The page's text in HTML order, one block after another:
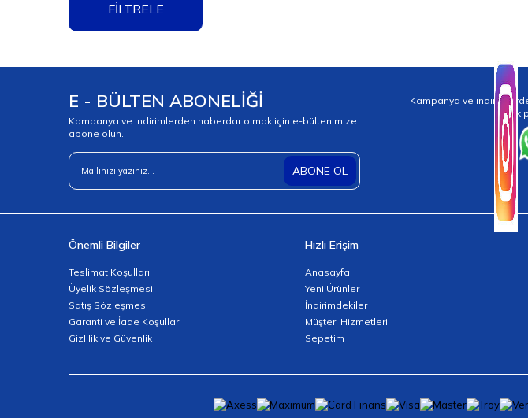
ER40 Pens Takımları
ER50 Pens Takımları
FİLTRELE
E - BÜLTEN ABONELİĞİ
Kampanya ve indirimlerden haberdar olmak için e-bültenimize
abone olun.
ABONE OL
Kampanya ve
Önemli Bilgiler
Teslimat Koşulları
Üyelik Sözleşmesi
Satış Sözleşmesi
Garanti ve İade Koşulları
Gizlilik ve Güvenlik
Hızlı Erişim
Anasayfa
Yeni Ürünler
İndirimdekiler
Müşteri Hizmetleri
Sepetim